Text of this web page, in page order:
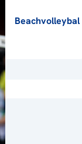
Beachvolleybal